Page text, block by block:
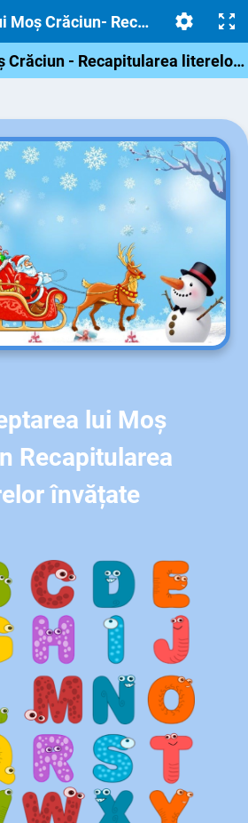
Moș Crăciun- Recapitularea
În așteptarea lui Moș Crăciun - Recapitularea literelor învățate
lui Moș
Recapitularea
învățate